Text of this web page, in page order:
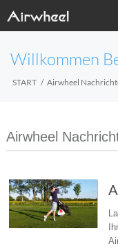
Willkommen
START Airwheel
Airwheel